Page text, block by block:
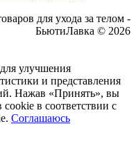
для ухода за телом -
БьютиЛавка © 2026
улучшения
и представления
Нажав «Принять», вы
cookie в соответствии с
Соглашаюсь